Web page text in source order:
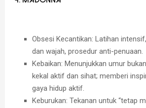
Obsesi Kecantikan: Latihan
dan wajah, prosedur anti-penuaan.
Kebaikan: Menunjukkan umur
kekal aktif dan sihat; memberi
gaya hidup aktif.
Keburukan: Tekanan untuk “tetap